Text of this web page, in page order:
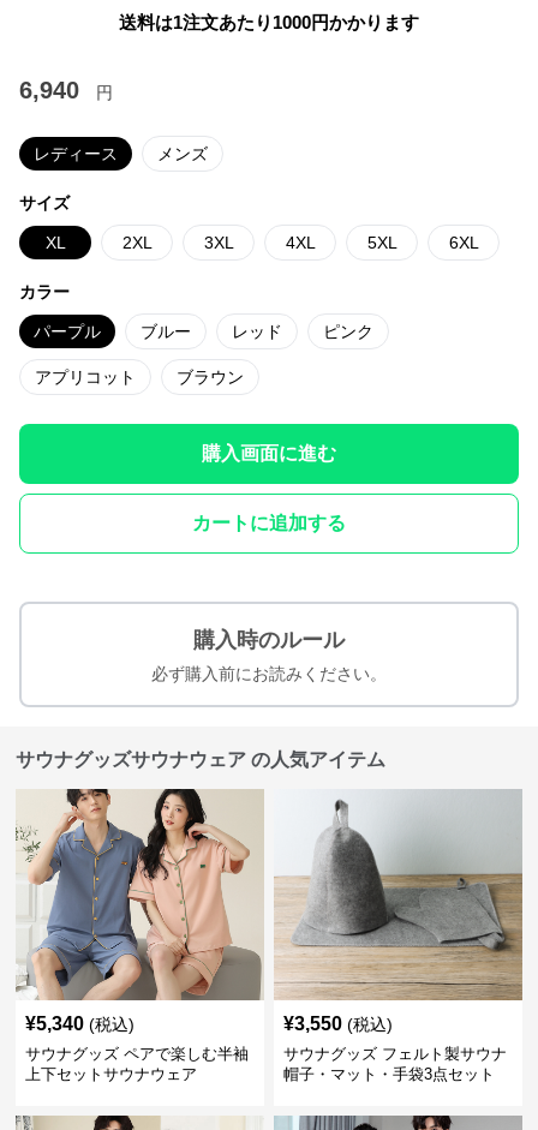
送料は1注文あたり 1000円かかります
6,940 円
レディース メンズ
サイズ
XL 2XL 3XL 4XL 5XL 6XL
カラー
パープル ブルー レッド ピンク
アプリコット ブラウン
購入画面に進む
カートに追加する
購入時のルール
必ず購入前にお読みください。
サウナグッズサウナウェア の人気アイテム
¥5,340 (税込)
サウナグッズ ペアで楽しむ半袖
上下セットサウナウェア
¥3,550 (税込)
サウナグッズ フェルト製サウナ
帽子・マット・手袋3点セット